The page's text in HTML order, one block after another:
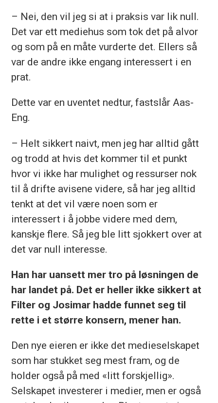
– Nei, den vil jeg si at i praksis var lik null.
Det var ett mediehus som tok det på alvor
og som på en måte vurderte det. Ellers så
var de andre ikke engang interessert i en
prat.
Dette var en uventet nedtur, fastslår Aas-
Eng.
– Helt sikkert naivt, men jeg har alltid gått
og trodd at hvis det kommer til et punkt
hvor vi ikke har mulighet og ressurser nok
til å drifte avisene videre, så har jeg alltid
tenkt at det vil være noen som er
interessert i å jobbe videre med dem,
kanskje flere. Så jeg ble litt sjokkert over at
det var null interesse.
Han har uansett mer tro på løsningen de
har landet på. Det er heller ikke sikkert at
Filter og Josimar hadde funnet seg til
rette i et større konsern, mener han.
Den nye eieren er ikke det medieselskapet
som har stukket seg mest fram, og de
holder også på med «litt forskjellig».
Selskapet investerer i medier, men er også